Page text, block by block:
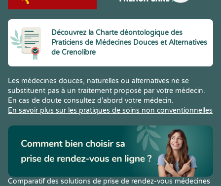
Découvrez la Charte déontologique des
Praticiens de Médecines Douces et Alternatives
de Crenolibre
Les médecines douces, naturelles ou alternatives ne se
substituent pas à un traitement proposé par votre médecin.
En cas de doute consultez d’abord votre médecin.
En savoir plus sur les pratiques de soins non conventionnelles
Comparatif des solutions de prise de rendez-vous médecines